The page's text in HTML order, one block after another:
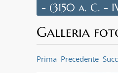
- (3150 a. C. -
Galleria
Prima Precedente